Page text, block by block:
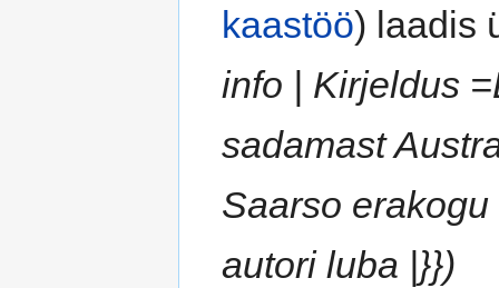
kaastöö) laadis
info | Kirjeldus
sadamast
Saarso
autori luba |}})